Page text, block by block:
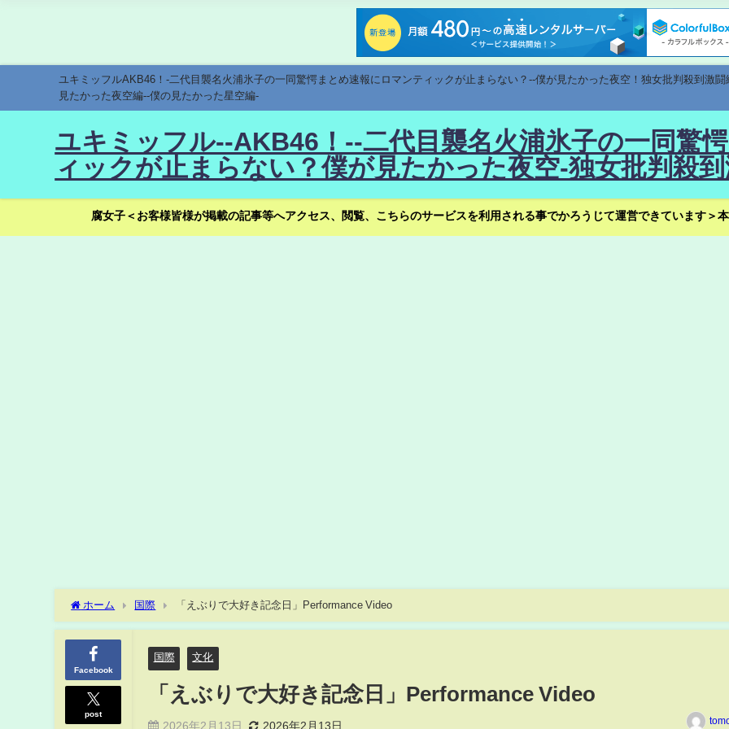
ユキミッフルAKB46！-二代目襲名火浦氷子の一同驚愕まとめ速報にロマンティックが止まらない？--僕が見たかった夜空！独女批判殺到激
見たかった夜空編--僕の見たかった星空編-
ユキミッフル--AKB46！--二代目襲名火浦氷子の一同驚
ィックが止まらない？僕が見たかった夜空-独女批判殺
腐女子＜お客様皆様が掲載の記事等へアクセス、閲覧、こちらのサービスを利用される事でかろうじて運営できています＞
ホーム 国際 「えぶりで大好き記念日」Performance Video
Facebook
post
国際 文化
「えぶりで大好き記念日」Performance Video
2026年2月13日 2026年2月13日